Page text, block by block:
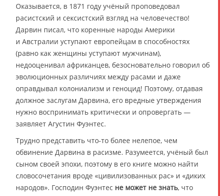
Оказывается, в 1871 году учёный проповедовал
расистский и сексистский взгляд на человечество!
Дарвин писал, что коренные народы Америки
и Австралии уступают европейцам в способностях
(равно как женщины уступают мужчинам),
недооценивал африканцев, безосновательно говорил об
эволюционных различиях между расами и даже
оправдывал колониализм и геноцид! Поэтому, отдавая
должное заслугам Дарвина, его вредные утверждения
нужно воспринимать критически и опровергать —
заявляет Агустин Фуэнтес.
Трудно представить что-то более нелепое, чем
обвинение Дарвина в расизме. Разумеется, учёный был
сыном своей эпохи, поэтому в его книге можно найти
словосочетания вроде «цивилизованных рас» и «диких
народов». Господин Фуэнтес не может не знать, что